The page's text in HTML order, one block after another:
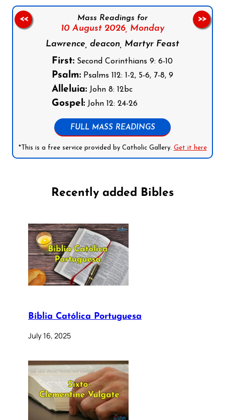
Mass Readings for
10 August 2026, Monday
Lawrence, deacon, Martyr Feast
First: Second Corinthians 9: 6-10
Psalm: Psalms 112: 1-2, 5-6, 7-8, 9
Alleluia: John 8: 12bc
Gospel: John 12: 24-26
FULL MASS READINGS
*This is a free service provided by Catholic Gallery. Get it here
<< >>
Recently added Bibles
Bíblia Católica Portuguesa
July 16, 2025